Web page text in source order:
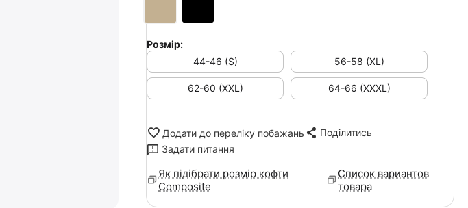
Розмір:
44-46 (S)
56-58 (XL)
62-60 (XXL) 64-66 (XXXL)
Додати до переліку побажань
Поділитись
Задати питання
Як підібрати розмір кофти
Composite
Список вариантов
товара